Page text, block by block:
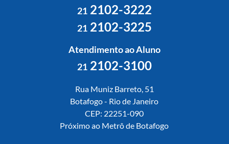
212102-3222
212102-3225
Atendimento ao Aluno
212102-3100
Rua Muniz Barreto, 51
Botafogo - Rio de Janeiro
CEP: 22251-090
Próximo ao Metrô de Botafogo